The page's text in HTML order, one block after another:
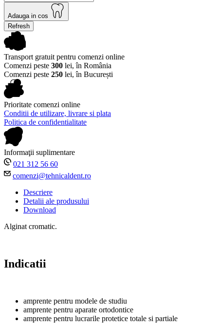
Adauga in cos
Transport gratuit pentru comenzi online
Comenzi peste 300 lei, în România
Comenzi peste 250 lei, în București
Prioritate comenzi online
Conditii de utilizare, livrare si plata
Politica de confidentialitate
Informaţii suplimentare
021 312 56 60
comenzi@tehnicaldent.ro
Descriere
Detalii ale produsului
Download
Alginat cromatic.
Indicatii
amprente pentru modele de studiu
amprente pentru aparate ortodontice
amprente pentru lucrarile protetice totale si partiale